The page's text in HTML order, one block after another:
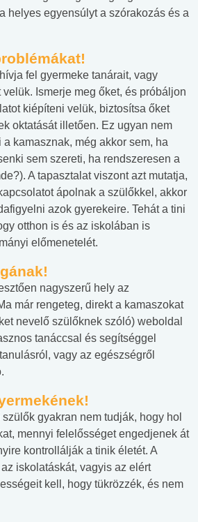
helyes egyensúlyt a szórakozás és a
fel gyermeke tanárait, vagy
Ismerje meg őket, és próbáljon
kiépíteni velük, biztosítsa őket
oktatását illetően. Ez ugyan nem
kamasznak, még akkor sem, ha
sem szereti, ha rendszeresen a
A tapasztalat viszont azt mutatja,
ápolnak a szülőkkel, akkor
azok gyerekeire. Tehát a tini
otthon is és az iskolában is
előmenetelét.
nagyszerű hely az
már rengeteg, direkt a kamaszokat
nevelő szülőknek szóló) weboldal
tanáccsal és segítséggel
vagy az egészségről
gyakran nem tudják, hogy hol
mennyi felelősséget engedjenek át
kontrollálják a tinik életét. A
iskolatáskát, vagyis az elért
kell, hogy tükrözzék, és nem